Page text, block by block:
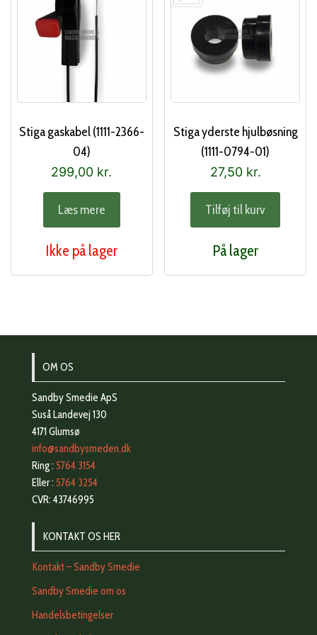
Stiga gaskabel (1111-2366-
04)
299,00 kr.
Læs mere
Ikke på lager
Stiga yderste hjulbøsning
(1111-0794-01)
27,50 kr.
Tilføj til kurv
På lager
OM OS
Sandby Smedie ApS
Suså Landevej 130
4171 Glumsø
info@sandbysmeden.dk
Ring : 5764 3154
Eller : 5764 3254
CVR: 43746995
KONTAKT OS HER
Kontakt – Sandby Smedie
Sandby Smedie om os
Handelsbetingelser